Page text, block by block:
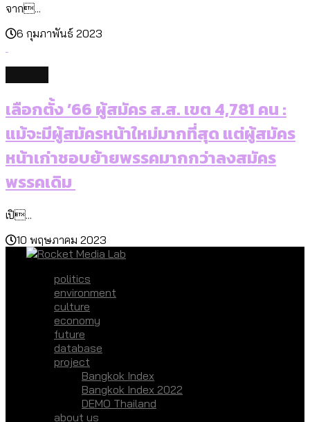
จาก...
6 กุมภาพันธ์ 2023
เลือกตั้ง ’66 ผู้สมัคร ส.ส. เขต 4,781 คน :
แม้จะมีผู้สมัครหน้าใหม่มากที่สุด แต่ผู้สมัคร
หน้าเก่าชอบย้ายพรรคมากกว่าลงสมัคร
พรรคเดิม
เปิ...
10 พฤษภาคม 2023
politics
environment
culture
economy
future
database
project
Bangkok Index
Bangkok Index 2022
DEMO Thailand
about us